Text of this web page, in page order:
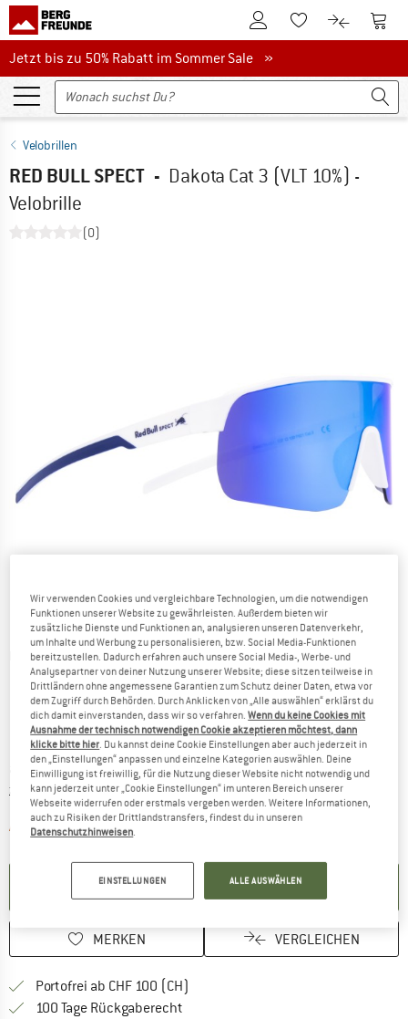
Zum KundenkontoZum Merkzettel.
Zum Zum
Jetzt bis zu 50% Rabatt im Sommer Sale
Jetzt bis zu 50% Rabatt im Sommer Sale »
Velobrillen
RED BULL SPECT - Dakota Cat 3 (VLT 10%) -
Velobrille
(0)
Detailansichten
Preis:CHF78.95 inkl. MwSt., zollfreie Lieferung
zzgl. VersandkostenInformationen zu den Versandkosten. Öffnet sich in
Artikel zur Zeit leider ausverkauftDer Link öffnet sich in einer Infobox
BENACHRICHTIGUNG EINRICHTEN
MERKEN VERGLEICHEN
Portofrei ab CHF 100 (CH)
100 Tage Rückgaberecht
Wir verwenden Cookies und vergleichbare Technologien, um die notwendigen
Funktionen unserer Website zu gewährleisten. Außerdem bieten wir
zusätzliche Dienste und Funktionen an, analysieren unseren Datenverkehr,
um Inhalte und Werbung zu personalisieren, bzw. Social Media-Funktionen
bereitzustellen. Dadurch erfahren auch unsere Social Media-, Werbe- und
Analysepartner von deiner Nutzung unserer Website; diese sitzen teilweise in
Drittländern ohne angemessene Garantien zum Schutz deiner Daten, etwa vor
dem Zugriff durch Behörden. Durch Anklicken von „Alle auswählen“ erklärst du
dich damit einverstanden, dass wir so verfahren.Wenn du keine Cookies mit
Ausnahme der technisch notwendigen Cookie akzeptieren möchtest, dann
klicke bitte hier. Du kannst deine Cookie Einstellungen aber auch jederzeit in
den „Einstellungen“ anpassen und einzelne Kategorien auswählen. Deine
Einwilligung ist freiwillig, für die Nutzung dieser Website nicht notwendig und
kann jederzeit unter „Cookie Einstellungen“ im unteren Bereich unserer
Webseite widerrufen oder erstmals vergeben werden. Weitere Informationen,
auch zu Risiken der Drittlandstransfers, findest du in unseren
Datenschutzhinweisen.
EINSTELLUNGEN ALLE AUSWÄHLEN